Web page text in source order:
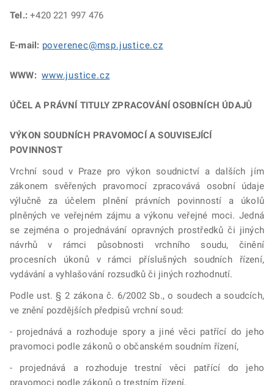
Tel.:+420 221 997 476
E-mail: poverenec@msp.justice.cz
WWW:www.justice.cz
ÚČEL A PRÁVNÍ TITULY ZPRACOVÁNÍ OSOBNÍCH ÚDAJŮ
VÝKON SOUDNÍCH PRAVOMOCÍ A SOUVISEJÍCÍ
POVINNOST
Vrchní soud v Praze pro výkon soudnictví a dalších jím
zákonem svěřených pravomocí zpracovává osobní údaje
výlučně za účelem plnění právních povinností a úkolů
plněných ve veřejném zájmu a výkonu veřejné moci. Jedná
se zejména o projednávání opravných prostředků či jiných
návrhů v rámci působnosti vrchního soudu, činění
procesních úkonů v rámci příslušných soudních řízení,
vydávání a vyhlašování rozsudků či jiných rozhodnutí.
Podle ust. § 2 zákona č. 6/2002 Sb., o soudech a soudcích,
ve znění pozdějších předpisů vrchní soud:
- projednává a rozhoduje spory a jiné věci patřící do jeho
pravomoci podle zákonů o občanském soudním řízení,
- projednává a rozhoduje trestní věci patřící do jeho
pravomoci podle zákonů o trestním řízení,